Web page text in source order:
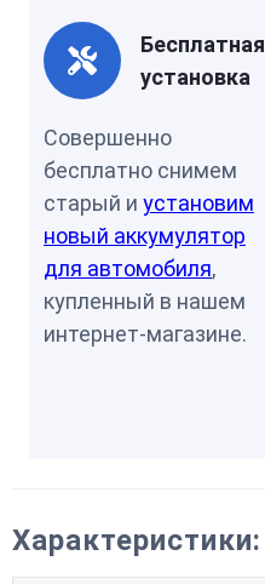
Бесплатная
установка
Совершенно
бесплатно снимем
старый и установим
новый аккумулятор
для автомобиля,
купленный в нашем
интернет-магазине.
Характеристики: